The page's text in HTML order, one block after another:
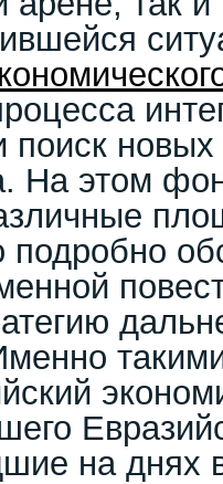
поиск
На этом
подробно
на днях